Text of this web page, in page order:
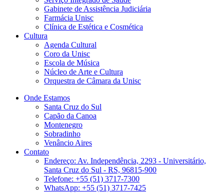
Gabinete de Assistência Judiciária
Farmácia Unisc
Clínica de Estética e Cosmética
Cultura
Agenda Cultural
Coro da Unisc
Escola de Música
Núcleo de Arte e Cultura
Orquestra de Câmara da Unisc
Onde Estamos
Santa Cruz do Sul
Capão da Canoa
Montenegro
Sobradinho
Venâncio Aires
Contato
Endereço: Av. Independência, 2293 - Universitário,
Santa Cruz do Sul - RS, 96815-900
Telefone: +55 (51) 3717-7300
WhatsApp: +55 (51) 3717-7425